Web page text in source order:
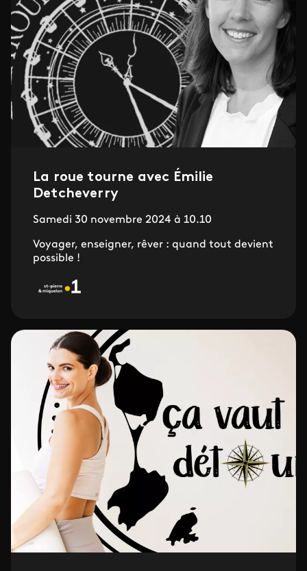
La roue tourne avec Émilie
Detcheverry
Samedi 30 novembre 2024 à 10.10
Voyager, enseigner, rêver : quand tout devient
possible !